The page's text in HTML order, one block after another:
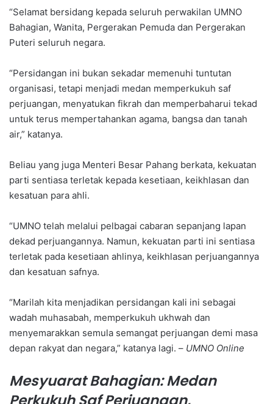
“Selamat bersidang kepada seluruh perwakilan UMNO
Bahagian, Wanita, Pergerakan Pemuda dan Pergerakan
Puteri seluruh negara.
“Persidangan ini bukan sekadar memenuhi tuntutan
organisasi, tetapi menjadi medan memperkukuh saf
perjuangan, menyatukan fikrah dan memperbaharui tekad
untuk terus mempertahankan agama, bangsa dan tanah
air,” katanya.
Beliau yang juga Menteri Besar Pahang berkata, kekuatan
parti sentiasa terletak kepada kesetiaan, keikhlasan dan
kesatuan para ahli.
“UMNO telah melalui pelbagai cabaran sepanjang lapan
dekad perjuangannya. Namun, kekuatan parti ini sentiasa
terletak pada kesetiaan ahlinya, keikhlasan perjuangannya
dan kesatuan safnya.
“Marilah kita menjadikan persidangan kali ini sebagai
wadah muhasabah, memperkukuh ukhwah dan
menyemarakkan semula semangat perjuangan demi masa
depan rakyat dan negara,” katanya lagi. – UMNO Online
Mesyuarat Bahagian: Medan